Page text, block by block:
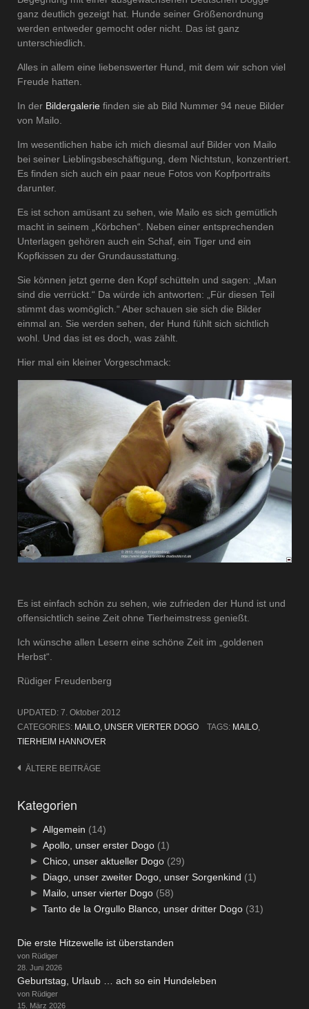
ganz deutlich gezeigt hat. Hunde seiner Größenordnung
werden entweder gemocht oder nicht. Das ist ganz
unterschiedlich.
Alles in allem eine liebenswerter Hund, mit dem wir schon viel
Freude hatten.
In der Bildergalerie finden sie ab Bild Nummer 94 neue Bilder
von Mailo.
Im wesentlichen habe ich mich diesmal auf Bilder von Mailo
bei seiner Lieblingsbeschäftigung, dem Nichtstun, konzentriert.
Es finden sich auch ein paar neue Fotos von Kopfportraits
darunter.
Es ist schon amüsant zu sehen, wie Mailo es sich gemütlich
macht in seinem „Körbchen“. Neben einer entsprechenden
Unterlagen gehören auch ein Schaf, ein Tiger und ein
Kopfkissen zu der Grundausstattung.
Sie können jetzt gerne den Kopf schütteln und sagen: „Man
sind die verrückt.“ Da würde ich antworten: „Für diesen Teil
stimmt das womöglich.“ Aber schauen sie sich die Bilder
einmal an. Sie werden sehen, der Hund fühlt sich sichtlich
wohl. Und das ist es doch, was zählt.
Hier mal ein kleiner Vorgeschmack:
Es ist einfach schön zu sehen, wie zufrieden der Hund ist und
offensichtlich seine Zeit ohne Tierheimstress genießt.
Ich wünsche allen Lesern eine schöne Zeit im „goldenen
Herbst“.
Rüdiger Freudenberg
UPDATED: 7. Oktober 2012
CATEGORIES: MAILO, UNSER VIERTER DOGO TAGS: MAILO,
TIERHEIM HANNOVER
Beitragsnavigation
ÄLTERE BEITRÄGE
Kategorien
► Allgemein (14)
► Apollo, unser erster Dogo(1)
► Chico, unser aktueller Dogo(29)
► Diago, unser zweiter Dogo, unser Sorgenkind (1)
► Mailo, unser vierter Dogo(58)
► Tanto de la Orgullo Blanco, unser dritter Dogo(31)
Die erste Hitzewelle ist überstanden
von Rüdiger
28. Juni 2026
Geburtstag, Urlaub … ach so ein Hundeleben
von Rüdiger
15. März 2026